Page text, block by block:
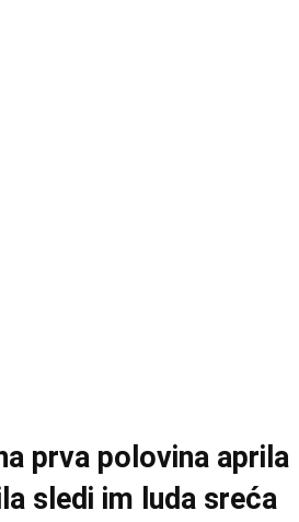
prva polovina aprila
sledi im luda sreća